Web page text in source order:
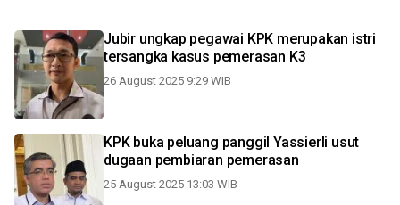
Jubir ungkap pegawai KPK merupakan istri
tersangka kasus pemerasan K3
26 August 2025 9:29 WIB
KPK buka peluang panggil Yassierli usut
dugaan pembiaran pemerasan
25 August 2025 13:03 WIB